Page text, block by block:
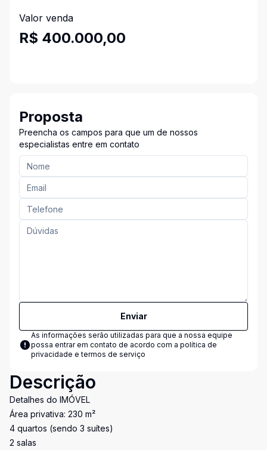
Valor venda
R$ 400.000,00
Proposta
Preencha os campos para que um de nossos
especialistas entre em contato
Enviar
As informações serão utilizadas para que a nossa equipe
possa entrar em contato de acordo com a política de
privacidade e termos de serviço
Descrição
Detalhes do IMÓVEL
Área privativa: 230 m²
4 quartos (sendo 3 suítes)
2 salas